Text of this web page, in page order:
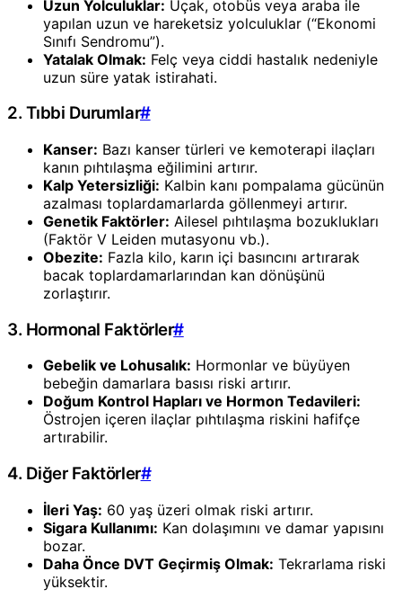
Uzun Yolculuklar: Uçak, otobüs veya araba ile
yapılan uzun ve hareketsiz yolculuklar (“Ekonomi
Sınıfı Sendromu”).
Yatalak Olmak: Felç veya ciddi hastalık nedeniyle
uzun süre yatak istirahati.
2. Tıbbi Durumlar#
Kanser: Bazı kanser türleri ve kemoterapi ilaçları
kanın pıhtılaşma eğilimini artırır.
Kalp Yetersizliği: Kalbin kanı pompalama gücünün
azalması toplardamarlarda göllenmeyi artırır.
Genetik Faktörler: Ailesel pıhtılaşma bozuklukları
(Faktör V Leiden mutasyonu vb.).
Obezite: Fazla kilo, karın içi basıncını artırarak
bacak toplardamarlarından kan dönüşünü
zorlaştırır.
3. Hormonal Faktörler#
Gebelik ve Lohusalık: Hormonlar ve büyüyen
bebeğin damarlara basısı riski artırır.
Doğum Kontrol Hapları ve Hormon Tedavileri:
Östrojen içeren ilaçlar pıhtılaşma riskini hafifçe
artırabilir.
4. Diğer Faktörler#
İleri Yaş: 60 yaş üzeri olmak riski artırır.
Sigara Kullanımı: Kan dolaşımını ve damar yapısını
bozar.
Daha Önce DVT Geçirmiş Olmak: Tekrarlama riski
yüksektir.